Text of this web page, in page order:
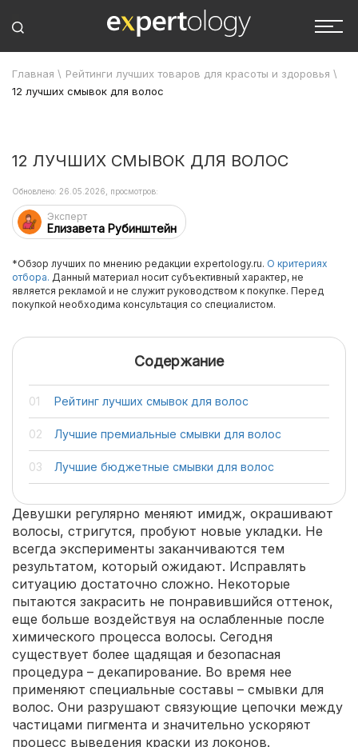
Главная \ Рейтинги лучших товаров для красоты и здоровья \
12 лучших смывок для волос
12 ЛУЧШИХ СМЫВОК ДЛЯ ВОЛОС
Эксперт
Елизавета Рубинштейн
Обновлено: 26.05.2026, просмотров:
*Обзор лучших по мнению редакции expertology.ru. О критериях
отбора. Данный материал носит субъективный характер, не
является рекламой и не служит руководством к покупке. Перед
покупкой необходима консультация со специалистом.
Содержание
Рейтинг лучших смывок для волос
Лучшие премиальные смывки для волос
Лучшие бюджетные смывки для волос
Девушки регулярно меняют имидж, окрашивают
волосы, стригутся, пробуют новые укладки. Не
всегда эксперименты заканчиваются тем
результатом, который ожидают. Исправлять
ситуацию достаточно сложно. Некоторые
пытаются закрасить не понравившийся оттенок,
еще больше воздействуя на ослабленные после
химического процесса волосы. Сегодня
существует более щадящая и безопасная
процедура – декапирование. Во время нее
применяют специальные составы – смывки для
волос. Они разрушают связующие цепочки между
частицами пигмента и значительно ускоряют
процесс выведения краски из локонов.